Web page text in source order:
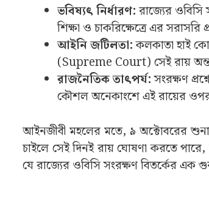
ভবিষ্যৎ নির্ধারণ:রাজ্যের ওবিসি
শিক্ষা ও চাকরিক্ষেত্রে এর সরাসরি
আইনি জটিলতা:কলকাতা হাই
(Supreme Court) সেই রায়
রাজনৈতিক তাৎপর্য:সংরক্ষণ
কৌশল অনেকাংশে এই রায়ের
আইনজীবী মহলের মতে, ৯ অক্টোবরের
চাইলে সেই দিনই রায় ঘোষণা করতে
যে রাজ্যের ওবিসি সংরক্ষণ বিতর্কের এক